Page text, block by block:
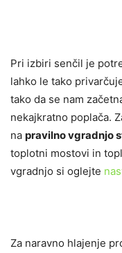
Pri izbiri senčil je
lahko le tako
tako da se nam
nekajkratno poplača.
na pravilno vgradnjo
toplotni mostovi in
vgradnjo si oglejte
Za naravno hlajenje